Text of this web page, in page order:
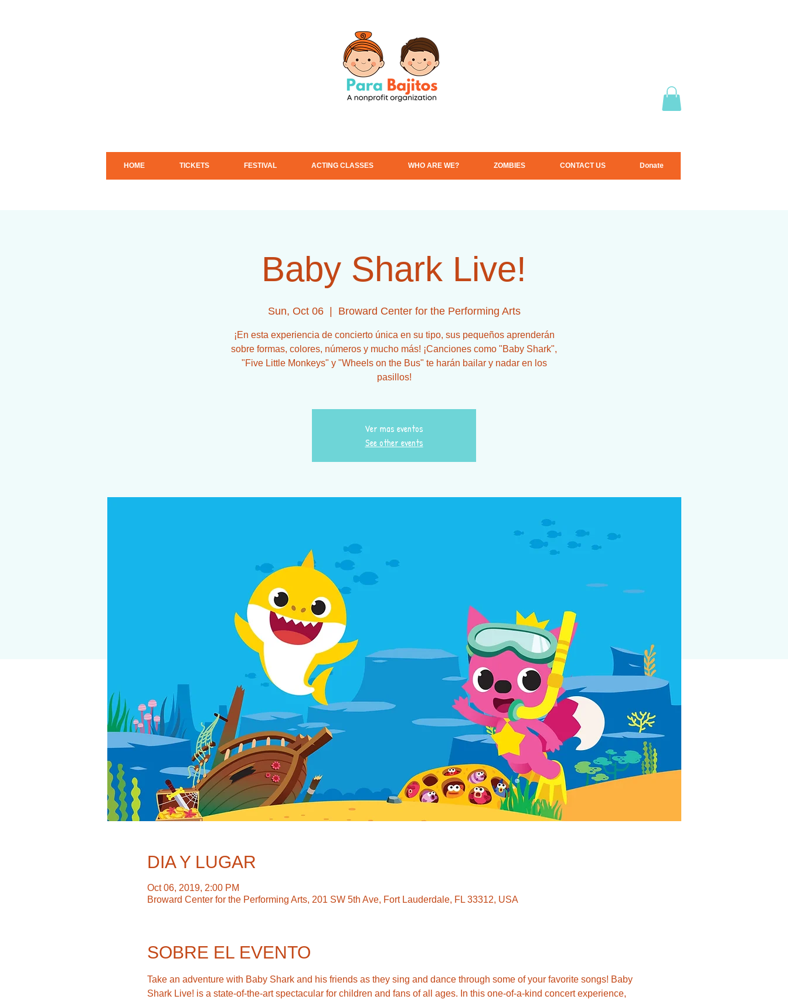
HOME TICKETS FESTIVAL ACTING CLASSES WHO ARE WE? ZOMBIES CONTACT US Donate
Baby Shark Live!
Sun, Oct 06
  |
Broward Center for the Performing Arts
¡En esta experiencia de concierto única en su tipo, sus pequeños aprenderán
sobre formas, colores, números y mucho más! ¡Canciones como "Baby Shark",
"Five Little Monkeys" y "Wheels on the Bus" te harán bailar y nadar en los
pasillos!
Ver mas eventos
See other events
DIA Y LUGAR
Oct 06, 2019, 2:00 PM
Broward Center for the Performing Arts, 201 SW 5th Ave, Fort Lauderdale, FL 33312, USA
SOBRE EL EVENTO
Take an adventure with Baby Shark and his friends as they sing and dance through some of your favorite songs! Baby
Shark Live! is a state-of-the-art spectacular for children and fans of all ages. In this one-of-a-kind concert experience,